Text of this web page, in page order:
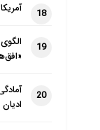
18
19
20